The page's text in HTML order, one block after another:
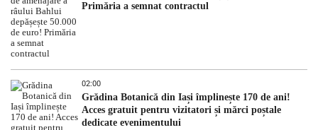
Primăria a semnat contractul
02:00
Grădina Botanică din Iași împlinește 170 de ani!
Acces gratuit pentru vizitatori și mărci poștale
dedicate evenimentului